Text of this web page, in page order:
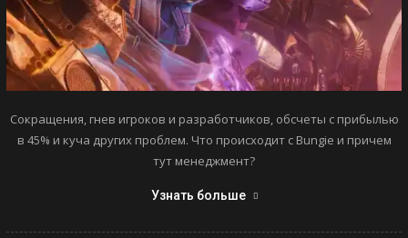
Сокращения, гнев игроков и разработчиков, обсчеты с прибылью
в 45% и куча других проблем. Что происходит с Bungie и причем
тут менеджмент?
Узнать больше